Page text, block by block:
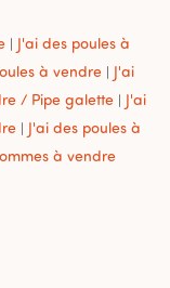
| J'ai des poules à
à vendre | J'ai
/ Pipe galette | J'ai
| J'ai des poules à
à vendre